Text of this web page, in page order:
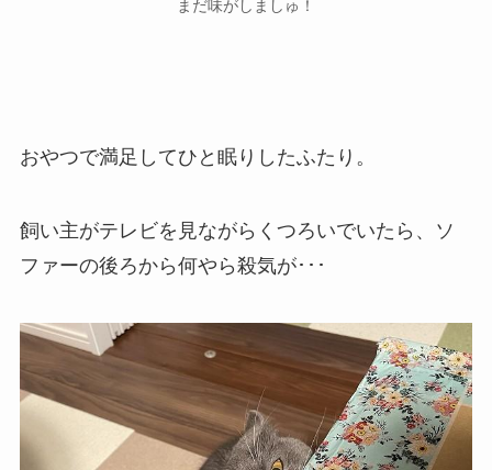
まだ味がしましゅ！
おやつで満足してひと眠りしたふたり。
飼い主がテレビを見ながらくつろいでいたら、ソ
ファーの後ろから何やら殺気が･･･